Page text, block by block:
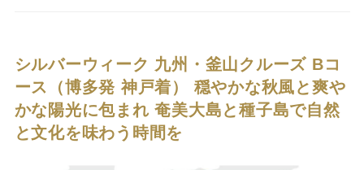
シルバーウィーク 九州・釜山クルーズ Bコ
ース（博多発 神戸着） 穏やかな秋風と爽や
かな陽光に包まれ 奄美大島と種子島で自然
と文化を味わう時間を